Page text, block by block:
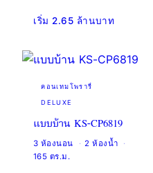
เริ่ม 2.65 ล้านบาท
คอนเทมโพรารี่
DELUXE
แบบบ้าน KS-CP6819
3 ห้องนอน
2 ห้องน้ำ
165 ตร.ม.